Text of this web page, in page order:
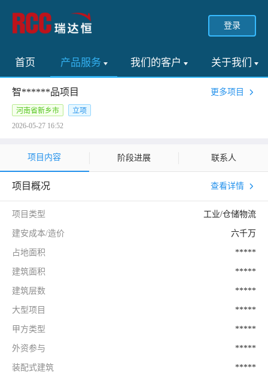
登录
首页 产品服务 我们的客户 关于我们
智******品项目 更多项目
河南省新乡市
立项
2026-05-27 16:52
项目内容 阶段进展 联系人
项目概况 查看详情
项目类型 工业/仓储物流
建安成本/造价 六千万
占地面积 *****
建筑面积 *****
建筑层数 *****
大型项目 *****
甲方类型 *****
外资参与 *****
装配式建筑 *****